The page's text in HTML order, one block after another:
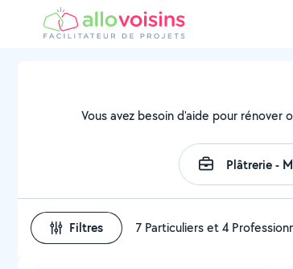
Vous avez besoin d'aide pour rénover
Filtres 7 Particuliers et 4